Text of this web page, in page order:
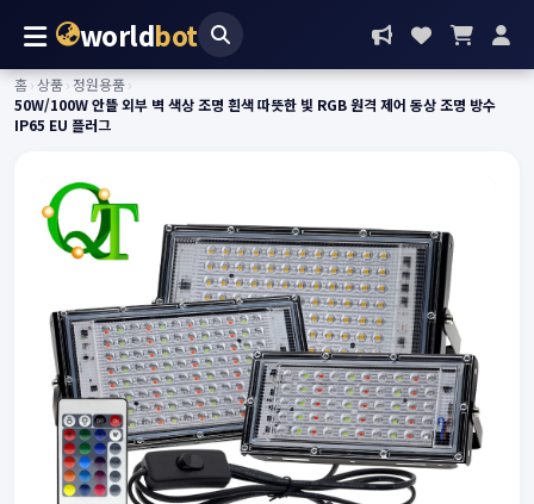
worldbot
홈›상품› 정원용품›
50W/100W 안뜰 외부 벽 색상 조명 흰색 따뜻한 빛 RGB 원격 제어 동상 조명 방수
IP65 EU 플러그